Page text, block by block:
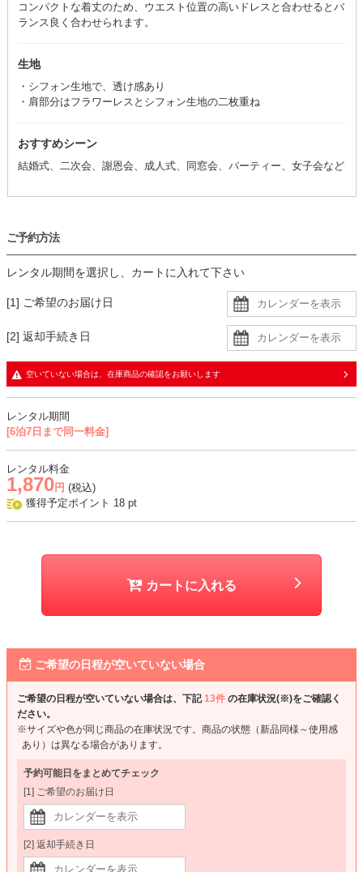
コンパクトな着丈のため、ウエスト位置の高いドレスと合わせるとバ
ランス良く合わせられます。
生地
・シフォン生地で、透け感あり
・肩部分はフラワーレスとシフォン生地の二枚重ね
おすすめシーン
結婚式、二次会、謝恩会、成人式、同窓会、パーティー、女子会など
ご予約方法
レンタル期間を選択し、カートに入れて下さい
[1] ご希望のお届け日
[2] 返却手続き日
空いていない場合は、在庫商品の確認をお願いします
レンタル期間
[6泊7日まで同一料金]
レンタル料金
1,870 円 (税込)
獲得予定ポイント 18 pt
カートに入れる
ご希望の日程が空いていない場合
ご希望の日程が空いていない場合は、下記13件 の在庫状況(※)をご確認く
ださい。
※サイズや色が同じ商品の在庫状況です。商品の状態（新品同様～使用感
あり）は異なる場合があります。
予約可能日をまとめてチェック
[1] ご希望のお届け日
[2] 返却手続き日